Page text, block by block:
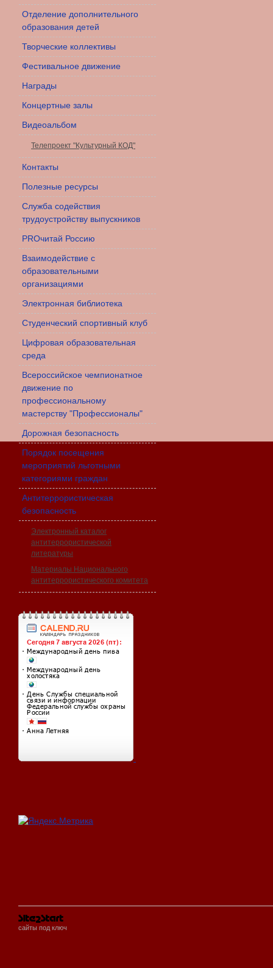
Отделение дополнительного
образования детей
Творческие коллективы
Фестивальное движение
Награды
Концертные залы
Видеоальбом
Телепроект "Культурный КОД"
Контакты
Полезные ресурсы
Служба содействия
трудоустройству выпускников
PROчитай Россию
Взаимодействие с
образовательными
организациями
Электронная библиотека
Студенческий спортивный клуб
Цифровая образовательная
среда
Всероссийское чемпионатное
движение по
профессиональному
мастерству "Профессионалы"
Дорожная безопасность
Порядок посещения
мероприятий льготными
категориями граждан
Антитеррористическая
безопасность
Электронный каталог
антитеррористической
литературы
Материалы Национального
антитеррористического комитета
сайты под ключ